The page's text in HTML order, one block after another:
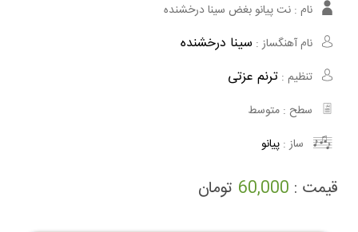
نام : نت پیانو بغض سینا درخشنده
نام آهنگساز : سینا درخشنده
تنظیم : ترنم عزتی
سطح : متوسط
ساز : پیانو
قیمت : 60,000 تومان